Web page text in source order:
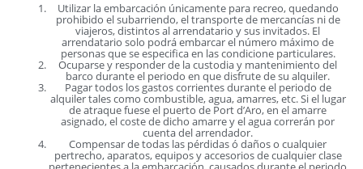
Utilizar la embarcación únicamente para recreo, quedando
prohibido el subarriendo, el transporte de mercancías ni de
viajeros, distintos al arrendatario y sus invitados. El
arrendatario solo podrá embarcar el número máximo de
personas que se especifica en las condicione particulares.
Ocuparse y responder de la custodia y mantenimiento del
barco durante el periodo en que disfrute de su alquiler.
Pagar todos los gastos corrientes durante el periodo de
alquiler tales como combustible, agua, amarres, etc. Si el lugar
de atraque fuese el puerto de Port d’Aro, en el amarre
asignado, el coste de dicho amarre y el agua correrán por
cuenta del arrendador.
Compensar de todas las pérdidas ó daños o cualquier
pertrecho, aparatos, equipos y accesorios de cualquier clase